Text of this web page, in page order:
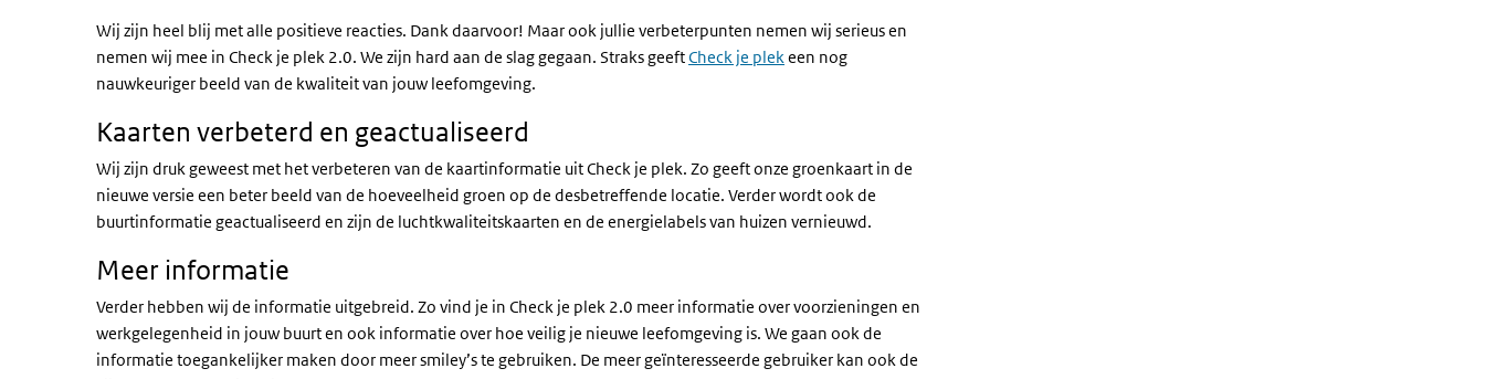
Wij zijn heel blij met alle positieve reacties. Dank daarvoor! Maar ook jullie verbeterpunten nemen wij serieus en
nemen wij mee in Check je plek 2.0. We zijn hard aan de slag gegaan. Straks geeftCheck je plekeen nog
nauwkeuriger beeld van de kwaliteit van jouw leefomgeving.
Kaarten verbeterd en geactualiseerd
Wij zijn druk geweest met het verbeteren van de kaartinformatie uit Check je plek. Zo geeft onze groenkaart in de
nieuwe versie een beter beeld van de hoeveelheid groen op de desbetreffende locatie. Verder wordt ook de
buurtinformatie geactualiseerd en zijn de luchtkwaliteitskaarten en de energielabels van huizen vernieuwd.
Meer informatie
Verder hebben wij de informatie uitgebreid. Zo vind je in Check je plek 2.0 meer informatie over voorzieningen en
werkgelegenheid in jouw buurt en ook informatie over hoe veilig je nieuwe leefomgeving is. We gaan ook de
informatie toegankelijker maken door meer smiley’s te gebruiken. De meer geïnteresseerde gebruiker kan ook de